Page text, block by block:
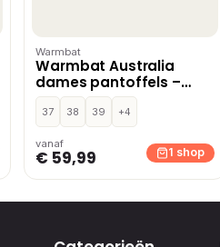
Warmbat
Warmbat Australia
dames pantoffels –
Oudroze
37 38 39 +4
vanaf
€ 59,99 1 shop